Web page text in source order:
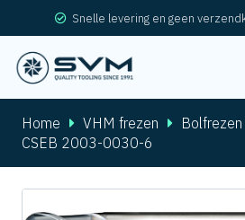
Snelle levering en geen
Home VHM frezen
Bolfrezen
CSEB 2003-0030-6